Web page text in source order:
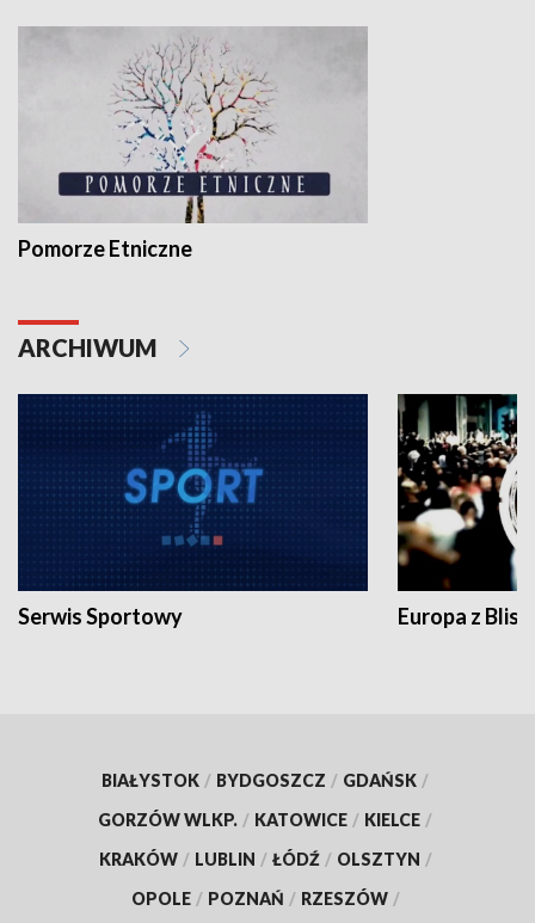
Pomorze Etniczne
ARCHIWUM
Serwis Sportowy Europa z
BIAŁYSTOK / BYDGOSZCZ / GDAŃSK /
GORZÓW WLKP. / KATOWICE / KIELCE /
KRAKÓW / LUBLIN / ŁÓDŹ / OLSZTYN /
OPOLE / POZNAŃ / RZESZÓW /